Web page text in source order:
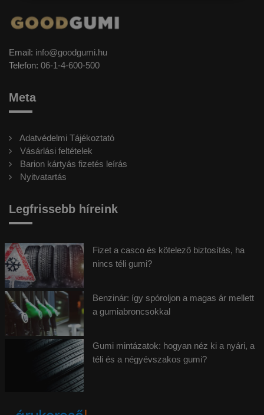
Email: info@goodgumi.hu
Telefon: 06-1-4-600-500
Meta
Adatvédelmi Tájékoztató
Vásárlási feltételek
Barion kártyás fizetés leírás
Nyitvatartás
Legfrissebb híreink
Fizet a casco és kötelező biztosítás, ha
nincs téli gumi?
Benzinár: így spóroljon a magas ár mellett
a gumiabroncsokkal
Gumi mintázatok: hogyan néz ki a nyári, a
téli és a négyévszakos gumi?